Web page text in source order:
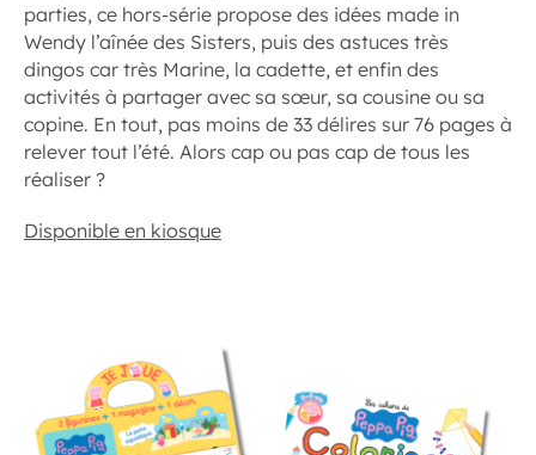
parties, ce hors-série propose des idées made in
Wendy l’aînée des Sisters, puis des astuces très
dingos car très Marine, la cadette, et enfin des
activités à partager avec sa sœur, sa cousine ou sa
copine. En tout, pas moins de 33 délires sur 76 pages à
relever tout l’été. Alors cap ou pas cap de tous les
réaliser ?
Disponible en kiosque